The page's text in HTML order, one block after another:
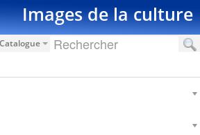
Images de la culture
Catalogue